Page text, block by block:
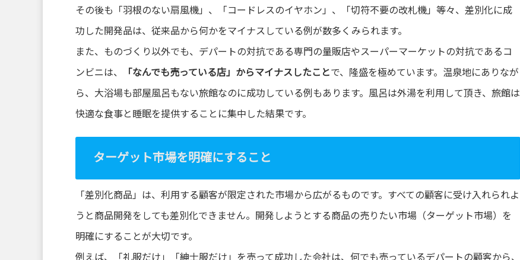
その後も「羽根のない扇風機」、「コードレスのイヤホン」、「切符不要の改札機」等々、差別化に成
功した開発品は、従来品から何かをマイナスしている例が数多くみられます。
また、ものづくり以外でも、デパートの対抗である専門の量販店やスーパーマーケットの対抗であるコ
ンビニは、 「なんでも売っている店」からマイナスしたことで、隆盛を極めています。温泉地にありなが
ら、大浴場も部屋風呂もない旅館なのに成功している例もあります。風呂は外湯を利用して頂き、旅館は
快適な食事と睡眠を提供することに集中した結果です。
ターゲット市場を明確にすること
「差別化商品」は、利用する顧客が限定された市場から広がるものです。すべての顧客に受け入れられよ
うと商品開発をしても差別化できません。開発しようとする商品の売りたい市場（ターゲット市場）を
明確にすることが大切です。
例えば、「礼服だけ」「紳士服だけ」を売って成功した会社は、何でも売っているデパートの顧客から、